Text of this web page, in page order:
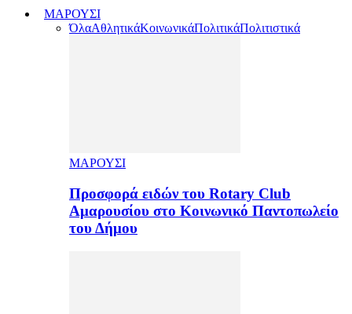
ΜΑΡΟΥΣΙ
ΌλαΑθλητικάΚοινωνικάΠολιτικάΠολιτιστικά
ΜΑΡΟΥΣΙ
Προσφορά ειδών του Rotary Club
Αμαρουσίου στο Κοινωνικό Παντοπωλείο
του Δήμου